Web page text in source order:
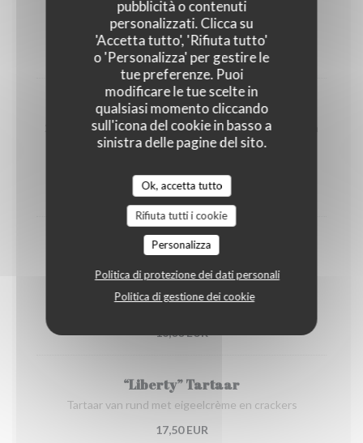
pubblicità o contenuti
personalizzati. Clicca su
'Accetta tutto', 'Rifiuta tutto'
o 'Personalizza' per gestire le
tue preferenze. Puoi
modificare le tue scelte in
qualsiasi momento cliccando
sull'icona del cookie in basso a
sinistra delle pagine del sito.
Ok, accetta tutto
Rifiuta tutti i cookie
Personalizza
Politica di protezione dei dati personali
Politica di gestione dei cookie
1 garnaalkroket & 1 kaaskroket
GLUTINE MOLLUSCHI
16,50 EUR
Kaaskroketten
2 Chimay kaaskroketten Als hoofdgerecht 3 stuks aan
21,5.-
15,00 EUR
Burrata Spicy Tomato
kerstomaatjes en spicy chilli look dressing
LATTE
16,00 EUR
“Liberty” Tartaar
Tartaar van rund met eigeelcrème en crackers
17,50 EUR